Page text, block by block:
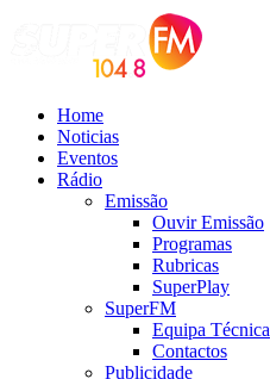
Home
Noticias
Eventos
Rádio
Emissão
Ouvir Emissão
Programas
Rubricas
SuperPlay
SuperFM
Equipa Técnica
Contactos
Publicidade